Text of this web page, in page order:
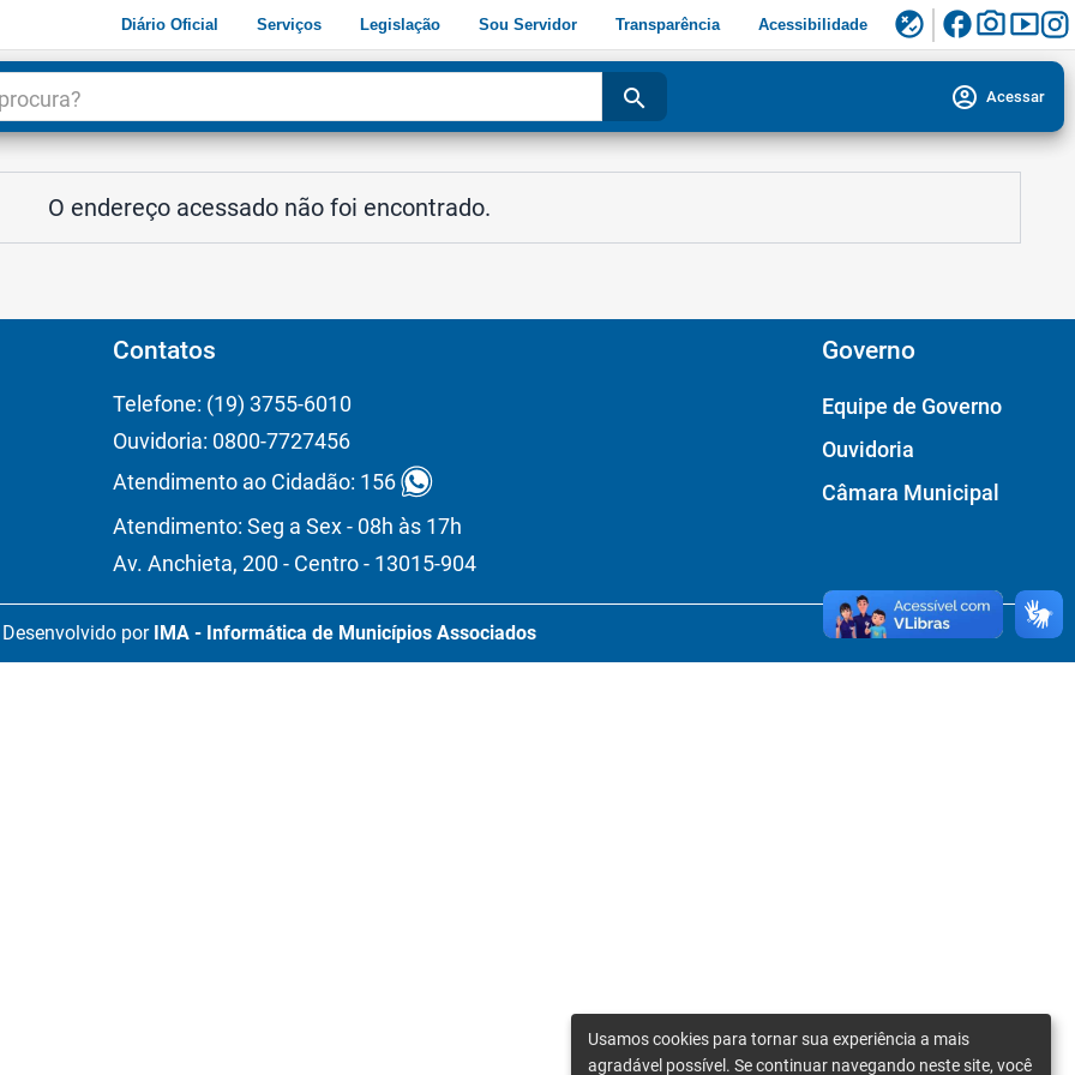
Diário Oficial Serviços Legislação Sou Servidor Transparência Acessibilidade flaky facebookphoto_camerasmart_display
search account_circle Acessar
O endereço acessado não foi encontrado.
Contatos
Telefone: (19) 3755-6010
Ouvidoria: 0800-7727456
Atendimento ao Cidadão: 156
Atendimento: Seg a Sex - 08h às 17h
Av. Anchieta, 200 - Centro - 13015-904
Governo
Equipe de Governo
Ouvidoria
Câmara Municipal
Desenvolvido por IMA - Informática de Municípios Associados
Usamos cookies para tornar sua experiência a mais
agradável possível. Se continuar navegando neste site, você